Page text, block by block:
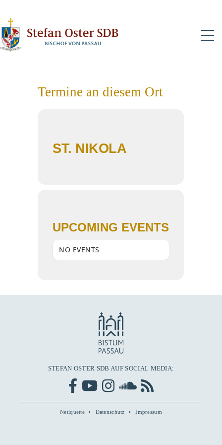
Termine an diesem Ort
ST. NIKOLA
UPCOMING EVENTS
NO EVENTS
STEFAN OSTER SDB AUF SOCIAL MEDIA:
Netiquette Datenschutz Impressum